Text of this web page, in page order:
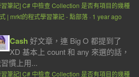
筆記] C# 中檢查 Collection 是否有項目的幾種
| mrkt的程式學習筆記 - 點部落 · 1 year ago
Cash 好文章，連 Big O 都提到了
XD 基本上 count 和 any 來選的話，
慣上用...
筆記] C# 中檢查 Collection 是否有項目的幾種